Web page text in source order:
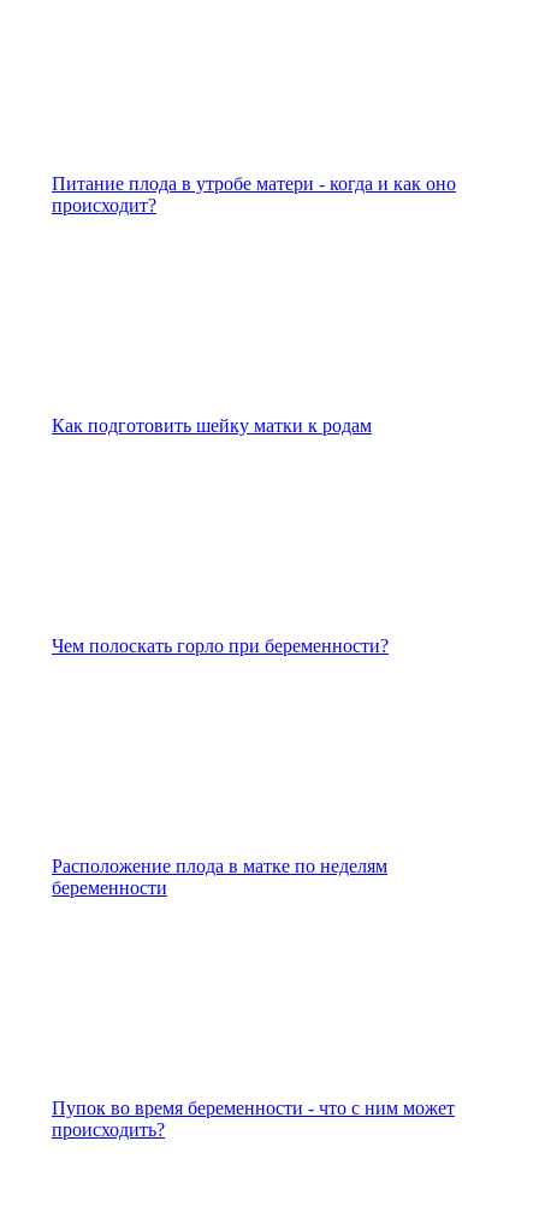
Питание плода в утробе матери - когда и как оно
происходит?
Как подготовить шейку матки к родам
Чем полоскать горло при беременности?
Расположение плода в матке по неделям
беременности
Пупок во время беременности - что с ним может
происходить?